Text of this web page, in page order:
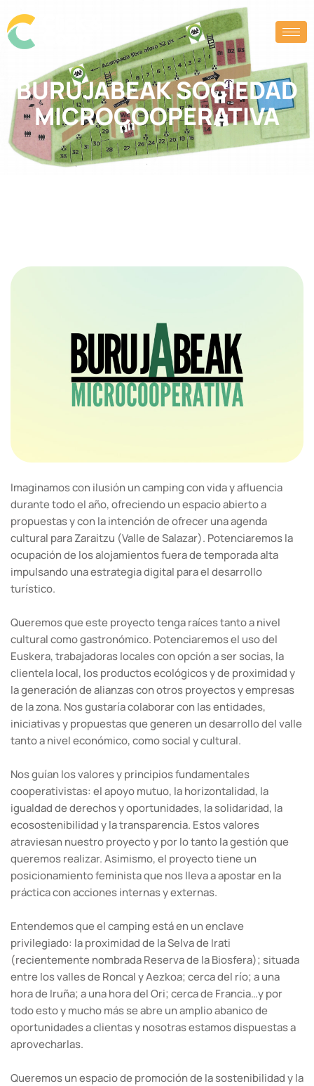
BURUJABEAK SOCIEDAD
MICROCOOPERATIVA
Imaginamos con ilusión un camping con vida y afluencia
durante todo el año, ofreciendo un espacio abierto a
propuestas y con la intención de ofrecer una agenda
cultural para Zaraitzu (Valle de Salazar). Potenciaremos la
ocupación de los alojamientos fuera de temporada alta
impulsando una estrategia digital para el desarrollo
turístico.
Queremos que este proyecto tenga raíces tanto a nivel
cultural como gastronómico. Potenciaremos el uso del
Euskera, trabajadoras locales con opción a ser socias, la
clientela local, los productos ecológicos y de proximidad y
la generación de alianzas con otros proyectos y empresas
de la zona. Nos gustaría colaborar con las entidades,
iniciativas y propuestas que generen un desarrollo del valle
tanto a nivel económico, como social y cultural.
Nos guían los valores y principios fundamentales
cooperativistas: el apoyo mutuo, la horizontalidad, la
igualdad de derechos y oportunidades, la solidaridad, la
ecosostenibilidad y la transparencia. Estos valores
atraviesan nuestro proyecto y por lo tanto la gestión que
queremos realizar. Asimismo, el proyecto tiene un
posicionamiento feminista que nos lleva a apostar en la
práctica con acciones internas y externas.
Entendemos que el camping está en un enclave
privilegiado: la proximidad de la Selva de Irati
(recientemente nombrada Reserva de la Biosfera); situada
entre los valles de Roncal y Aezkoa; cerca del río; a una
hora de Iruña; a una hora del Ori; cerca de Francia…y por
todo esto y mucho más se abre un amplio abanico de
oportunidades a clientas y nosotras estamos dispuestas a
aprovecharlas.
Queremos un espacio de promoción de la sostenibilidad y la